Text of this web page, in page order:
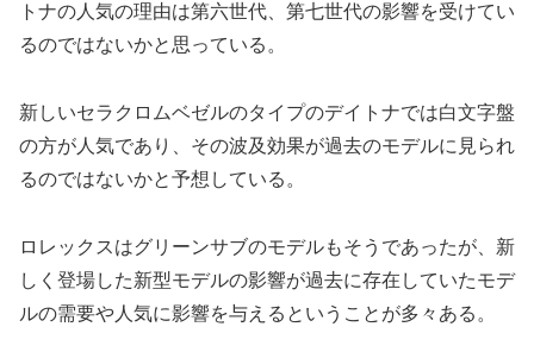
トナの人気の理由は第六世代、第七世代の影響を受けてい
るのではないかと思っている。
新しいセラクロムベゼルのタイプのデイトナでは白文字盤
の方が人気であり、その波及効果が過去のモデルに見られ
るのではないかと予想している。
ロレックスはグリーンサブのモデルもそうであったが、新
しく登場した新型モデルの影響が過去に存在していたモデ
ルの需要や人気に影響を与えるということが多々ある。